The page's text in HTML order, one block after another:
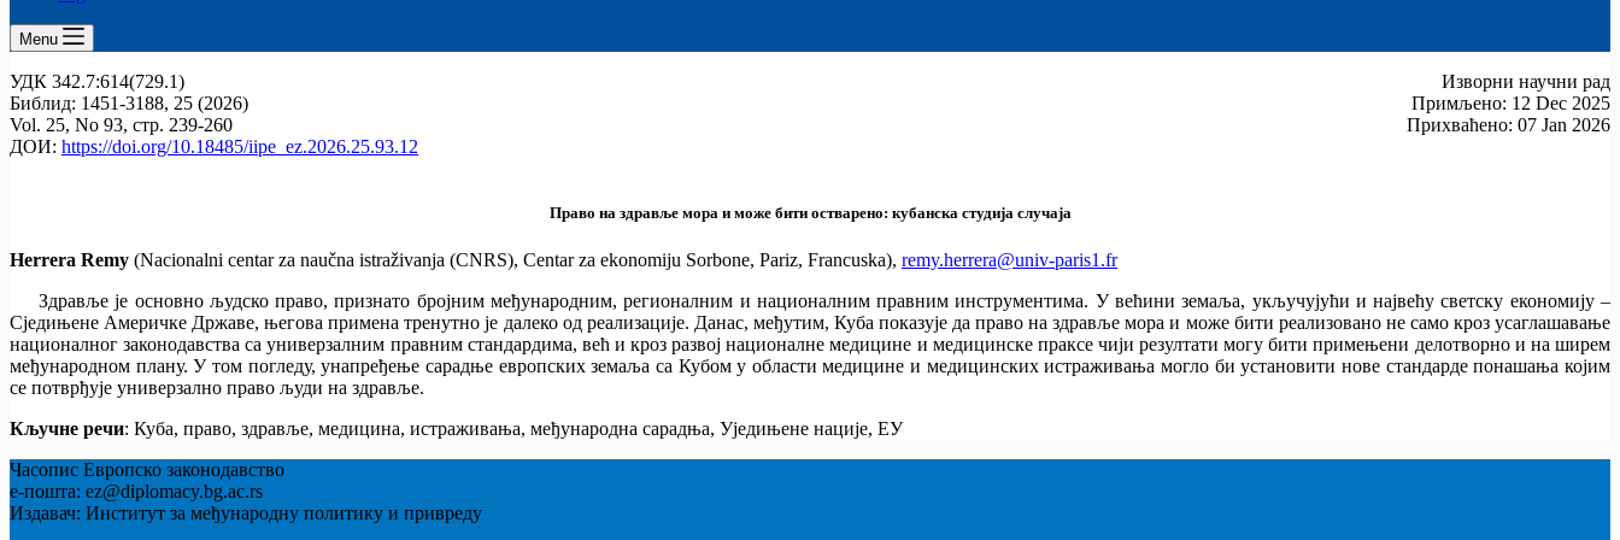
Menu
УДК 342.7:614(729.1)
Библид: 1451‑3188, 25 (2026)
Vol. 25, No 93, стр. 239-260
ДОИ: https://doi.org/10.18485/iipe_ez.2026.25.93.12
Изворни научни рад
Примљено: 12 Dec 2025
Прихваћено: 07 Jan 2026
Право на здравље мора и може бити остварено: кубанска студија случаја
Herrera Remy (Nacionalni centar za naučna istraživanja (CNRS), Centar za ekonomiju Sorbone, Pariz, Francuska), remy.herrera@univ‐paris1.fr
Здравље је основно људско право, признато бројним међународним, регионалним и националним правним инструментима. У већини земаља, укључујући и највећу светску економију –
Сједињене Америчке Државе, његова примена тренутно је далеко од реализације. Данас, међутим, Куба показује да право на здравље мора и може бити реализовано не само кроз усаглашавање
националног законодавства са универзалним правним стандардима, већ и кроз развој националне медицине и медицинске праксе чији резултати могу бити примењени делотворно и на ширем
међународном плану. У том погледу, унапређење сарадње европских земаља са Кубом у области медицине и медицинских истраживања могло би установити нове стандарде понашања којим
се потврђује универзално право људи на здравље.
Кључне речи: Куба, право, здравље, медицина, истраживања, међународна сарадња, Уједињене нације, EУ
Часопис Европско законодавство
е-пошта: ez@diplomacy.bg.ac.rs
Издавач: Институт за међународну политику и привреду